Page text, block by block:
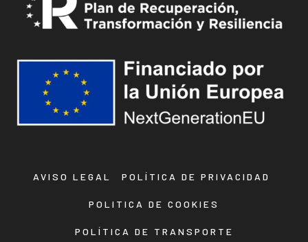
AVISO LEGAL POLÍTICA DE PRIVACIDAD
POLITICA DE COOKIES
POLÍTICA DE TRANSPORTE